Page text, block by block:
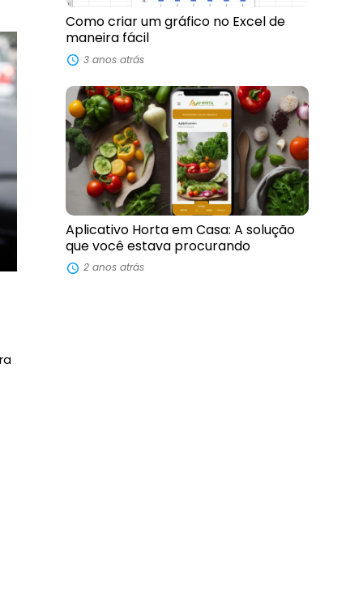
Como criar um gráfico no Excel de
maneira fácil
3 anos atrás
Aplicativo Horta em Casa: A solução
que você estava procurando
2 anos atrás